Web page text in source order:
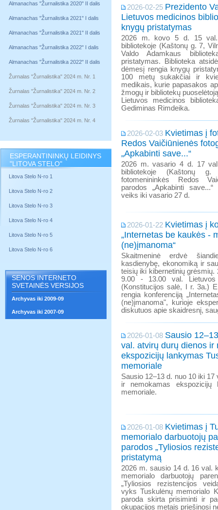
Almanachas "Žurnalistika 2020" II dalis
Almanachas "Žurnalistika 2021" I dalis
Almanachas "Žurnalistika 2021" II dalis
Almanachas "Žurnalistika 2022" I dalis
Almanachas "Žurnalistika 2022" II dalis
Žurnalas "Žurnalistika" 2024 m. Nr. 1
Žurnalas "Žurnalistika" 2024 m. Nr. 2
Žurnalas "Žurnalistika" 2024 m. Nr. 3
Žurnalas "Žurnalistika" 2024 m. Nr. 4
ESPERANTININKŲ LEIDINYS
"LITOVA STELO"
Litova Stelo N-ro 1
Litova Stelo N-ro 2
Litova Stelo N-ro 3
Litova Stelo N-ro 4
Litova Stelo N-ro 5
Litova Stelo N-ro 6
SENOS INTERNETO
SVETAINĖS VERSIJOS
Archyvas iki 2009-09
Archyvas iki 2007-09
2026-02-25 Prezidento
Lietuvos medicinos
knygų pristatymas
2026 m. kovo 5 d. 15 val.
bibliotekoje (Kaštonų g. 7,
Valdo Adamkaus
pristatymas. Biblioteka
dėmesį rengia knygų
100 metų sukakčiai ir
medikais, kurie papasakos
žmogų ir bibliotekų
Lietuvos medicinos
Gediminas Rimdeika.
2026-02-03 Kvietimas į
Redos Vaičiūnienės
„Apkabinti save...“
2026 m. vasario 4 d. 17
bibliotekoje (Kaštonų
fotomenininkės Redos
parodos „Apkabinti
veiks iki vasario 27 d.
2026-01-22 Kvietimas į
„Internetas be kaukės -
(ne)įmanoma“
Skaitmeninė erdvė
kasdienybę, ekonomiką ir
teisių iki kibernetinių
9.00 - 13.00 val. Lietuvos
(Konstitucijos salė, I r. 3a.)
rengia konferenciją
(ne)įmanoma", kurioje
diskutuos apie skaidresnį,
2026-01-08 Sausio
val. atvirų durų dienos ir
ekspozicijų lankymas
memoriale
Sausio 12–13 d. nuo 10 iki
ir nemokamas ekspozicijų
memoriale.
2026-01-08 Kvietimas į
memorialo darbuotojų
parodos „Tyliosios
pristatymą
2026 m. sausio 14 d. 16 val.
memorialo darbuotojų
„Tyliosios rezistencijos
vyks Tuskulėnų memorialo
paroda skirta prisiminti ir
okupacijos metais priešinosi